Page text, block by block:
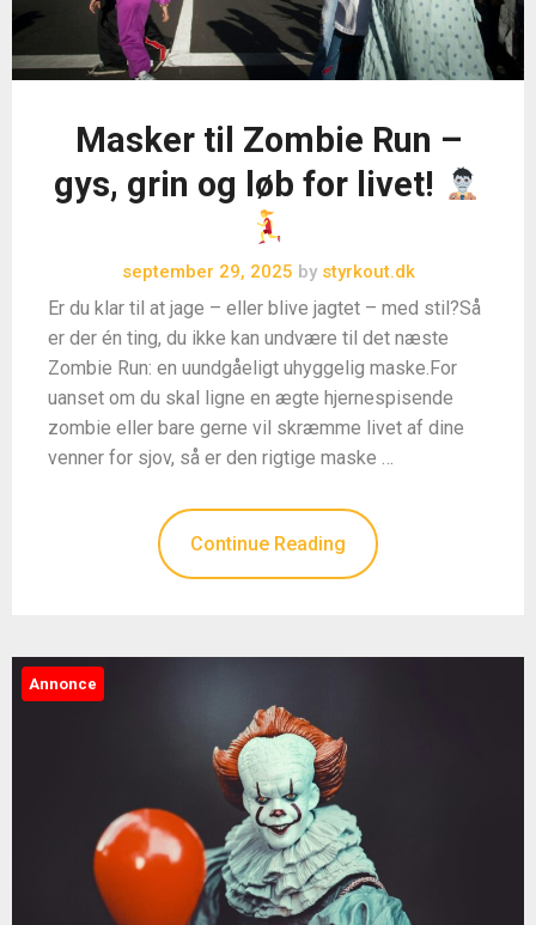
Masker til Zombie Run –
gys, grin og løb for livet!
september 29, 2025 bystyrkout.dk
Er du klar til at jage – eller blive jagtet – med stil?Så
er der én ting, du ikke kan undvære til det næste
Zombie Run: en uundgåeligt uhyggelig maske.For
uanset om du skal ligne en ægte hjernespisende
zombie eller bare gerne vil skræmme livet af dine
venner for sjov, så er den rigtige maske …
Continue Reading
Annonce